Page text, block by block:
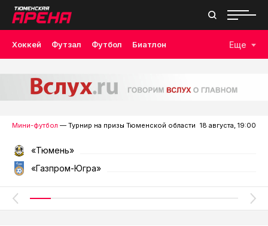
Хоккей Футзал Футбол Биатлон Еще
Мини-футбол — Турнир на призы Тюменской области 18 августа, 19:00
«Тюмень»
«Газпром-Югра»